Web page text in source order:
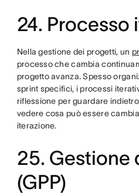
24. Processo
Nella gestione dei progetti, un
processo che cambia
progetto avanza. Spesso
sprint specifici, i processi
riflessione per guardare
vedere cosa può essere
iterazione.
25. Gestione
(GPP)